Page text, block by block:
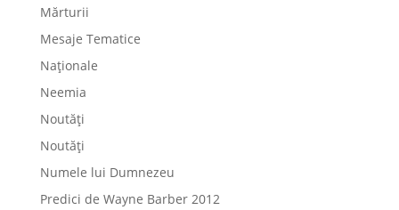
Mărturii
Mesaje Tematice
Naționale
Neemia
Noutăți
Noutăți
Numele lui Dumnezeu
Predici de Wayne Barber 2012